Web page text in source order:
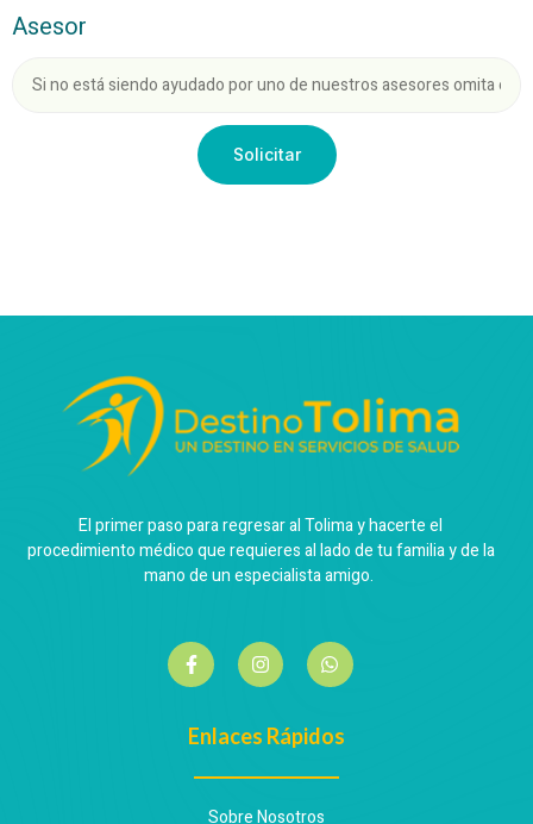
Asesor
Solicitar
El primer paso para regresar al Tolima y hacerte el
procedimiento médico que requieres al lado de tu familia y de la
mano de un especialista amigo.
Enlaces Rápidos
Sobre Nosotros